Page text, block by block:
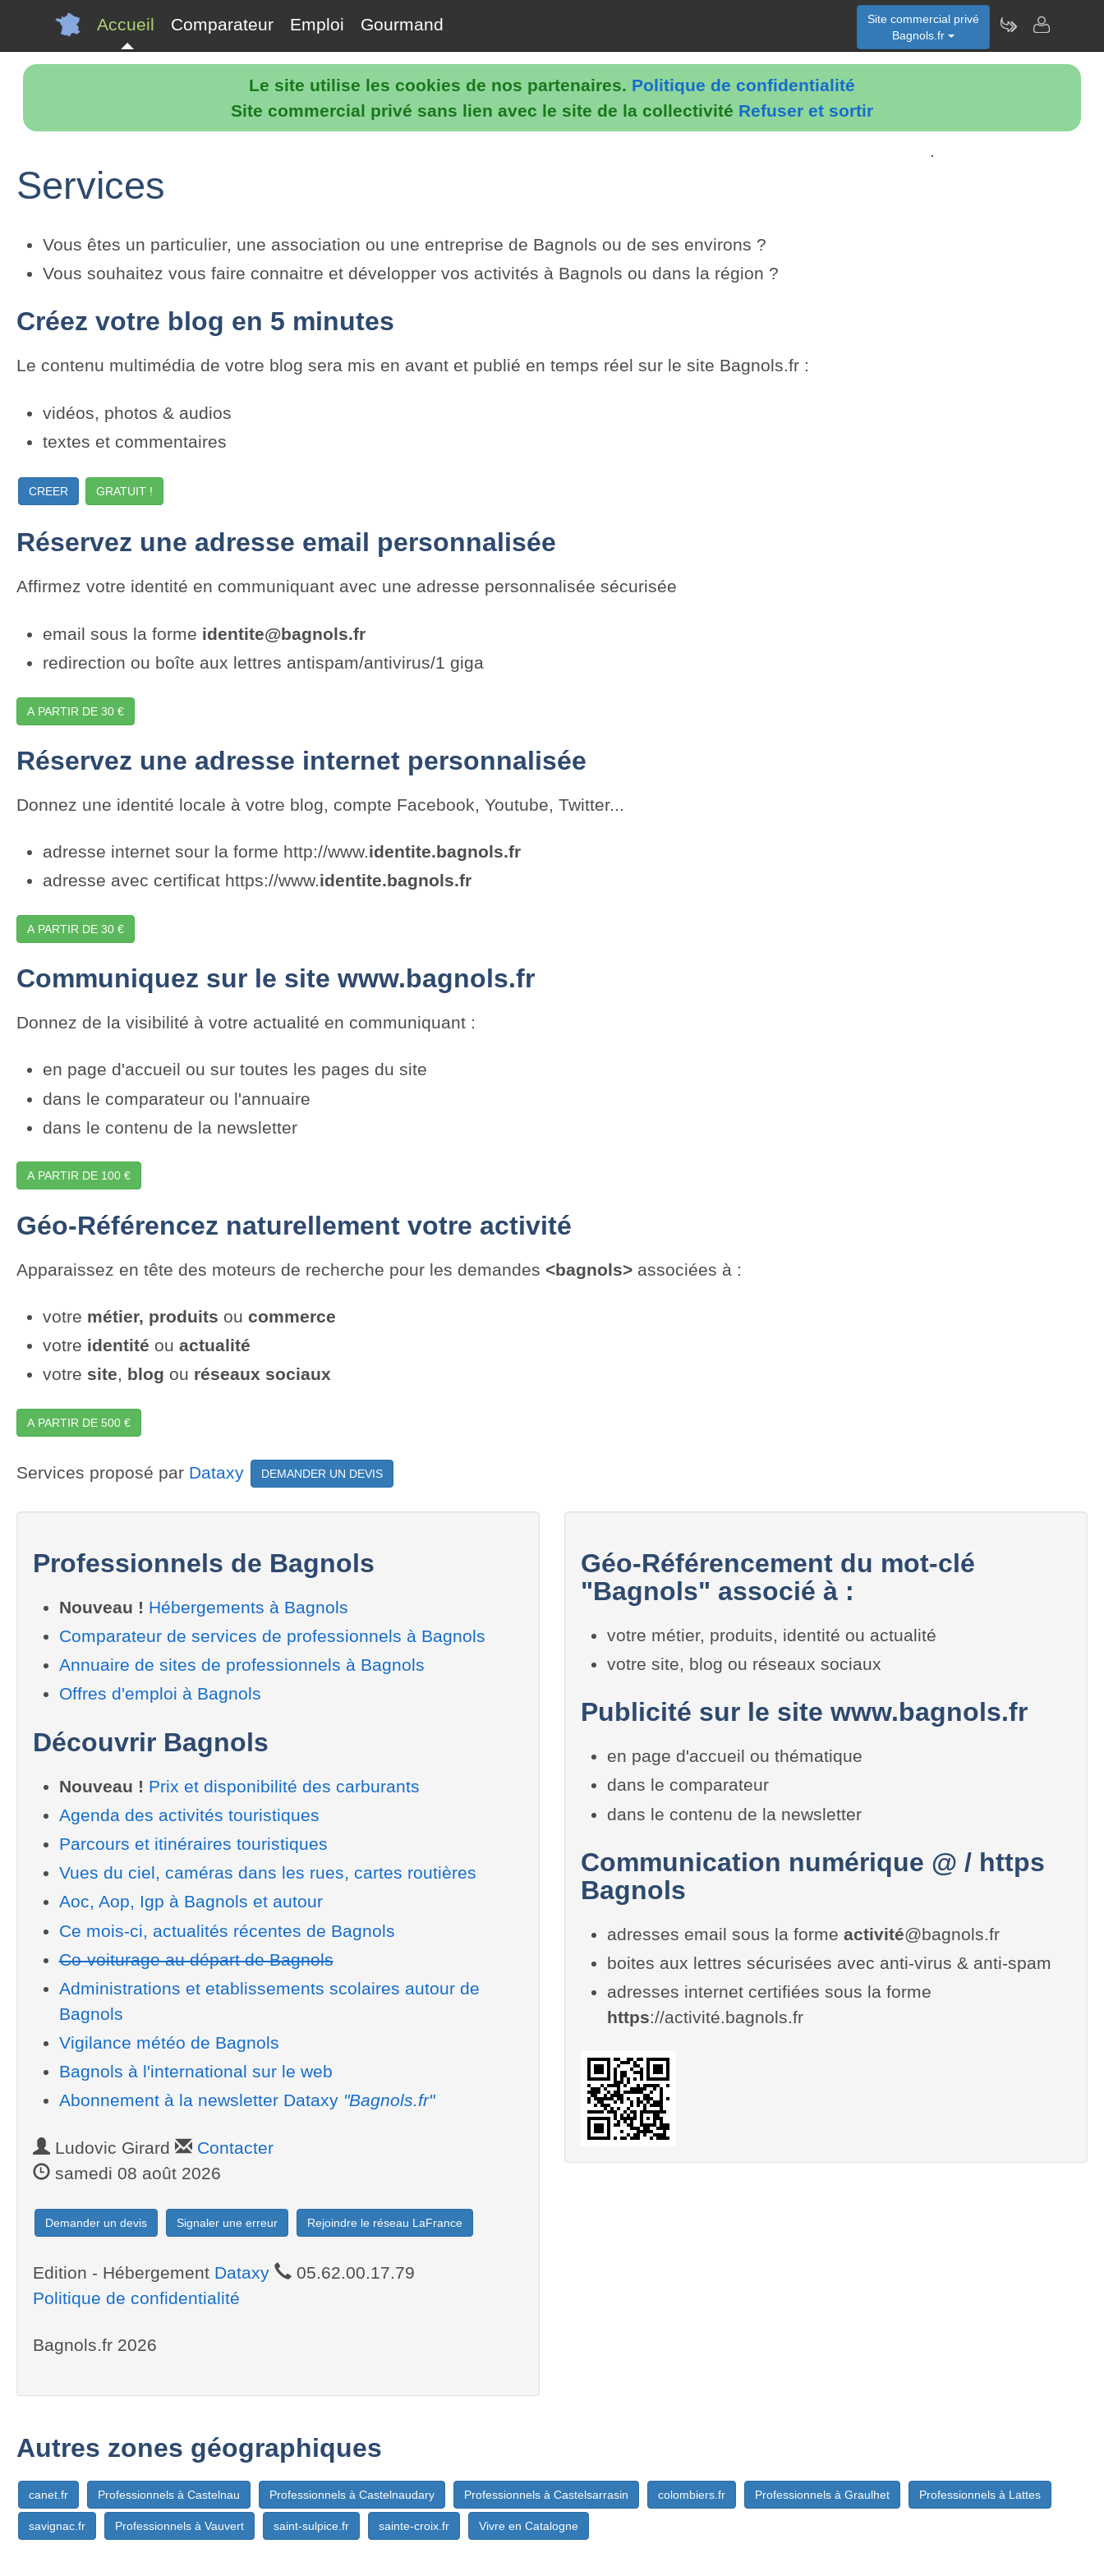
Le site utilise les cookies de nos partenaires. Politique de confidentialité
Site commercial privé sans lien avec le site de la collectivité Refuser et sortir
Accueil Comparateur Emploi Gourmand
Site commercial privé
Bagnols.fr
Services
Vous êtes un particulier, une association ou une entreprise de Bagnols ou de ses environs ?
Vous souhaitez vous faire connaitre et développer vos activités à Bagnols ou dans la région ?
Créez votre blog en 5 minutes
Le contenu multimédia de votre blog sera mis en avant et publié en temps réel sur le site Bagnols.fr :
vidéos, photos & audios
textes et commentaires
CREER GRATUIT !
Réservez une adresse email personnalisée
Affirmez votre identité en communiquant avec une adresse personnalisée sécurisée
email sous la forme identite@bagnols.fr
redirection ou boîte aux lettres antispam/antivirus/1 giga
A PARTIR DE 30 €
Réservez une adresse internet personnalisée
Donnez une identité locale à votre blog, compte Facebook, Youtube, Twitter...
adresse internet sour la forme http://www.identite.bagnols.fr
adresse avec certificat https://www.identite.bagnols.fr
A PARTIR DE 30 €
Communiquez sur le site www.bagnols.fr
Donnez de la visibilité à votre actualité en communiquant :
en page d'accueil ou sur toutes les pages du site
dans le comparateur ou l'annuaire
dans le contenu de la newsletter
A PARTIR DE 100 €
Géo-Référencez naturellement votre activité
Apparaissez en tête des moteurs de recherche pour les demandes <bagnols> associées à :
votre métier, produits ou commerce
votre identité ou actualité
votre site, blog ou réseaux sociaux
A PARTIR DE 500 €
Services proposé par Dataxy DEMANDER UN DEVIS
.
Professionnels de Bagnols
Nouveau ! Hébergements à Bagnols
Comparateur de services de professionnels à Bagnols
Annuaire de sites de professionnels à Bagnols
Offres d'emploi à Bagnols
Découvrir Bagnols
Nouveau ! Prix et disponibilité des carburants
Agenda des activités touristiques
Parcours et itinéraires touristiques
Vues du ciel, caméras dans les rues, cartes routières
Aoc, Aop, Igp à Bagnols et autour
Ce mois-ci, actualités récentes de Bagnols
Co-voiturage au départ de Bagnols
Administrations et etablissements scolaires autour de
Bagnols
Vigilance météo de Bagnols
Bagnols à l'international sur le web
Abonnement à la newsletter Dataxy "Bagnols.fr"
Ludovic Girard
Contacter
samedi 08 août 2026
Demander un devis Signaler une erreur Rejoindre le réseau LaFrance
Edition - Hébergement Dataxy
05.62.00.17.79
Politique de confidentialité
Bagnols.fr 2026
Géo-Référencement du mot-clé
"Bagnols" associé à :
votre métier, produits, identité ou actualité
votre site, blog ou réseaux sociaux
Publicité sur le site www.bagnols.fr
en page d'accueil ou thématique
dans le comparateur
dans le contenu de la newsletter
Communication numérique @ / https
Bagnols
adresses email sous la forme activité@bagnols.fr
boites aux lettres sécurisées avec anti-virus & anti-spam
adresses internet certifiées sous la forme
https://activité.bagnols.fr
Autres zones géographiques
canet.fr Professionnels à Castelnau Professionnels à Castelnaudary Professionnels à Castelsarrasin colombiers.fr Professionnels à Graulhet Professionnels à Lattes
savignac.fr Professionnels à Vauvert saint-sulpice.fr sainte-croix.fr Vivre en Catalogne